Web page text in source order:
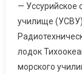
— Уссурийское
училище
лодок
морского